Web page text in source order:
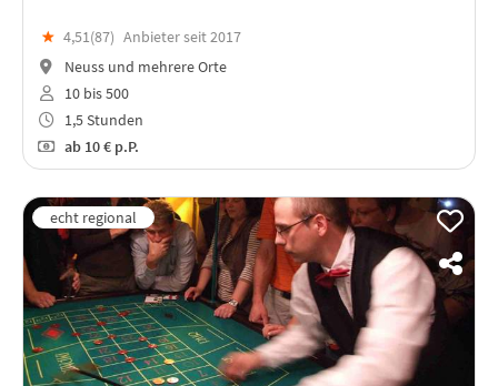
★ 4,51(87) Anbieter seit 2017
Neuss und mehrere Orte
10 bis 500
1,5 Stunden
ab10 € p.P.